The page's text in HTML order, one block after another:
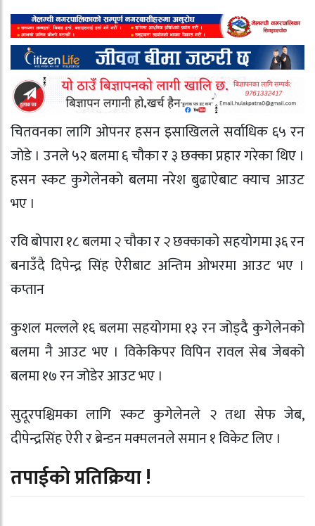
चितवनका लागि ओपनर हसन इसाखिलले सर्वाधिक ६५ रन
जोडे । उनले ५२ बलमा ६ चौका र ३ छक्का प्रहार गरेका थिए ।
हसन स्कट कुगेलेनको बलमा नरेश बुढाऐबाट क्याच आउट
भए ।
रवि बोपारा १८ बलमा २ चौका र २ छक्काको सहयोगमा ३६ रन
बनाउँदै दिपेन्द्र सिंह ऐरीबाट अन्तिम ओभरमा आउट भए ।
कप्तान
कुशल मल्लले १६ बलमा सहयोगमा १३ रन जोड्दै कुगेलेनको
बलमा नै आउट भए । विकेकिपर विपिन रावल सेब जेबको
बलमा १७ रन जोडेर आउट भए ।
सुदूरपश्चिमका लागि स्कट कुगेलेनले २ तथा सेफ जेब,
दीपेन्द्रसिंह ऐरी र ब्रेन्डन मक्मलनले समान १ विकेट लिए ।
तपाईको प्रतिक्रिया !